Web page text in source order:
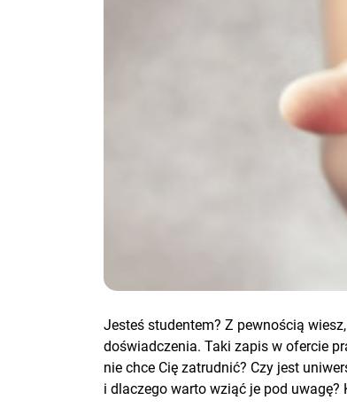
Jesteś studentem? Z pewnością
doświadczenia. Taki zapis w ofercie
nie chce Cię zatrudnić? Czy jest
i dlaczego warto wziąć je pod uwagę?